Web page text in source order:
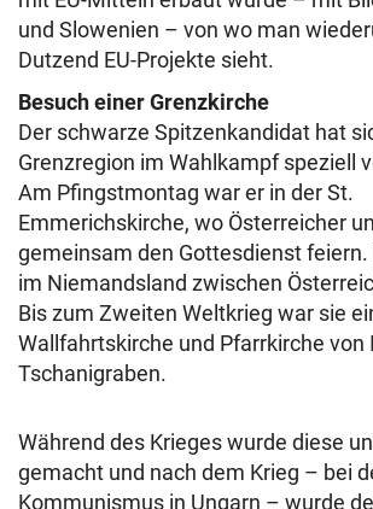
und Slowenien – von wo man
Dutzend EU-Projekte sieht.
Besuch einer Grenzkirche
Der schwarze Spitzenkandidat hat
Grenzregion im Wahlkampf speziell
Am Pfingstmontag war er in der St.
Emmerichskirche, wo Österreicher
gemeinsam den Gottesdienst feiern.
im Niemandsland zwischen
Bis zum Zweiten Weltkrieg war sie
Wallfahrtskirche und Pfarrkirche von
Tschanigraben.
Während des Krieges wurde diese
gemacht und nach dem Krieg – bei
Kommunismus in Ungarn – wurde